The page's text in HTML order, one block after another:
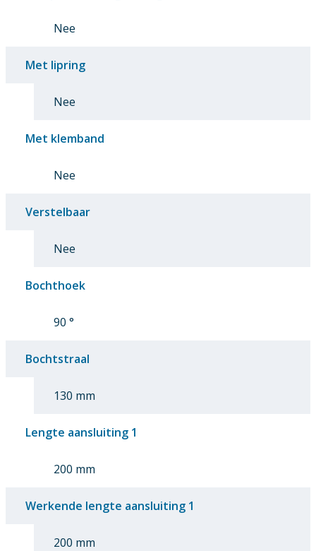
Nee
Met lipring
Nee
Met klemband
Nee
Verstelbaar
Nee
Bochthoek
90 °
Bochtstraal
130 mm
Lengte aansluiting 1
200 mm
Werkende lengte aansluiting 1
200 mm